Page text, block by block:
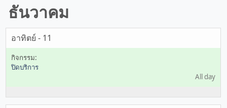
ธันวาคม
อาทิตย์ - 11
ปิดบริการ
All day